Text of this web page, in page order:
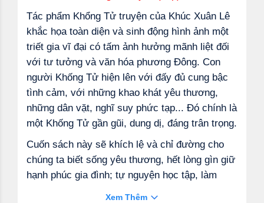
Tác phẩm Khổng Tử truyện của Khúc Xuân Lê
khắc họa toàn diện và sinh động hình ảnh một
triết gia vĩ đại có tấm ảnh hưởng mãnh liệt đối
với tư tưởng và văn hóa phương Đông. Con
người Khống Tử hiện lên với đấy đủ cung bậc
tình cảm, với những khao khát yêu thương,
những dân vặt, nghĩ suy phức tạp... Đó chính là
một Khống Tử gần gũi, dung dị, đáng trân trọng.
Cuốn sách này sẽ khích lệ và chỉ đường cho
chúng ta biết sống yêu thương, hết lòng gìn giữ
hạnh phúc gia đình; tự nguyện học tập, làm
Xem Thêm